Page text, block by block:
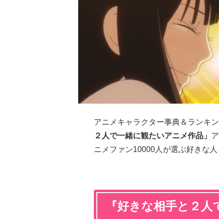
アニメキャラクター事典＆ランキ
２人で一緒に観たいアニメ作品」
ニメファン10000人が選ぶ好きな
『好きな相手と２